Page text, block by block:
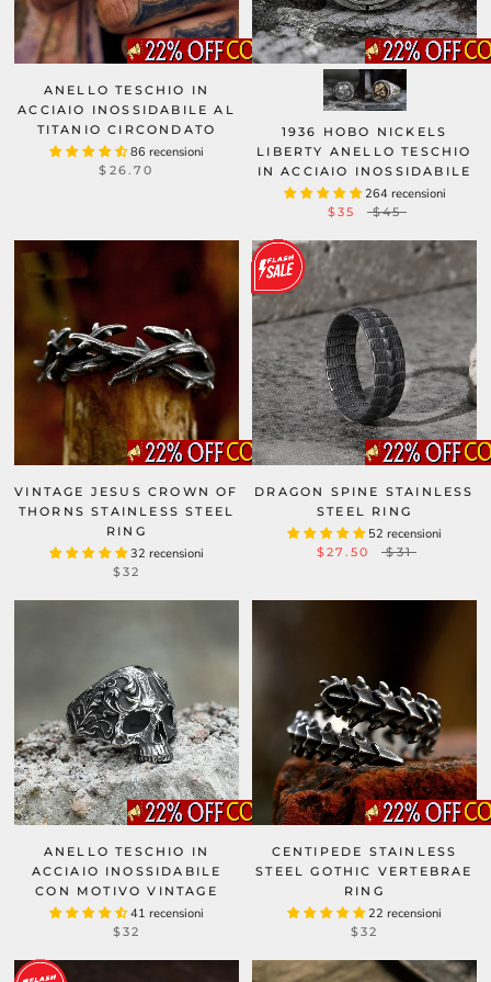
ANELLO TESCHIO IN
ACCIAIO INOSSIDABILE AL
TITANIO CIRCONDATO
86 recensioni
$26.70
1936 HOBO NICKELS
LIBERTY ANELLO TESCHIO
IN ACCIAIO INOSSIDABILE
264 recensioni
$35 $45
VINTAGE JESUS CROWN OF
THORNS STAINLESS STEEL
RING
32 recensioni
$32
DRAGON SPINE STAINLESS
STEEL RING
52 recensioni
$27.50 $31
ANELLO TESCHIO IN
ACCIAIO INOSSIDABILE
CON MOTIVO VINTAGE
41 recensioni
$32
CENTIPEDE STAINLESS
STEEL GOTHIC VERTEBRAE
RING
22 recensioni
$32